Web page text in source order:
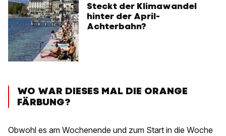
Steckt der Klimawandel
hinter der April-
Achterbahn?
WO WAR DIESES MAL DIE ORANGE
FÄRBUNG?
Obwohl es am Wochenende und zum Start in die Woche